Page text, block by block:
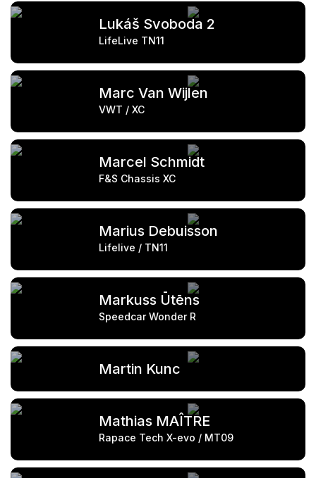
Lukáš Svoboda 2
LifeLive TN11
Marc Van Wijlen
VWT / XC
Marcel Schmidt
F&S Chassis XC
Marius Debuisson
Lifelive / TN11
Markuss Ūtēns
Speedcar Wonder R
Martin Kunc
Mathias MAÎTRE
Rapace Tech X-evo / MT09